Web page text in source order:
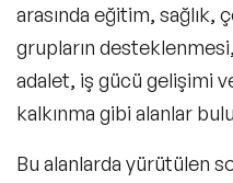
arasında eğitim, sağlık,
grupların
adalet, iş gücü gelişimi
kalkınma gibi alanlar
Bu alanlarda yürütülen